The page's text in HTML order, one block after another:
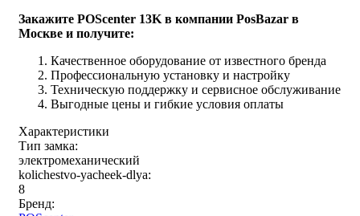
Закажите POScenter 13K в компании PosBazar в
Москве и получите:
Качественное оборудование от известного бренда
Профессиональную установку и настройку
Техническую поддержку и сервисное обслуживание
Выгодные цены и гибкие условия оплаты
Характеристики
Тип замка:
электромеханический
kolichestvo-yacheek-dlya:
8
Бренд: